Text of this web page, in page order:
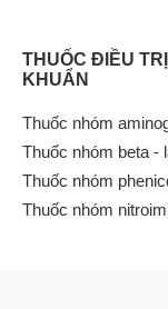
THUỐC ĐIỀU
KHUẨN
Thuốc nhóm
Thuốc nhóm beta -
Thuốc nhóm
Thuốc nhóm